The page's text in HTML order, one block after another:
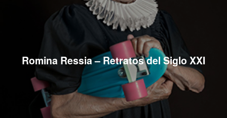
Romina Ressia – Retratos del Siglo XXI